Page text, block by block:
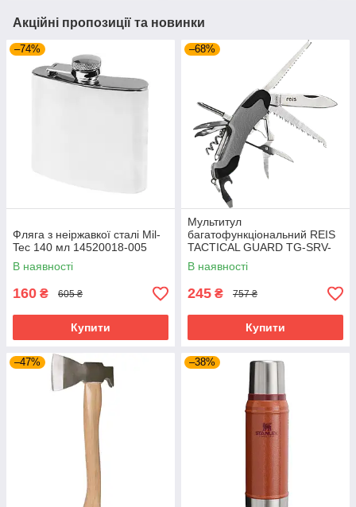
Акційні пропозиції та новинки
–74%
Фляга з неіржавкої сталі Mil-
Tec 140 мл 14520018-005
В наявності
160 ₴ 605 ₴
Купити
–68%
Мультитул
багатофункціональний REIS
TACTICAL GUARD TG-SRV-
MFKP-R SB сіро-чорний
В наявності
245 ₴ 757 ₴
Купити
–47% –38%